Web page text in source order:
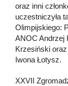
oraz inni
uczestniczyła
Olimpijskiego:
ANOC Andrzej
Krzesiński
Iwona Łotysz.
XXVII